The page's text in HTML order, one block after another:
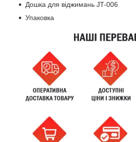
Дошка для віджимань JT-006
Упаковка